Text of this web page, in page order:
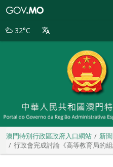
別
32°C
澳門特別行政區政府入口網站
新聞
行政會完成討論《高等教育局的